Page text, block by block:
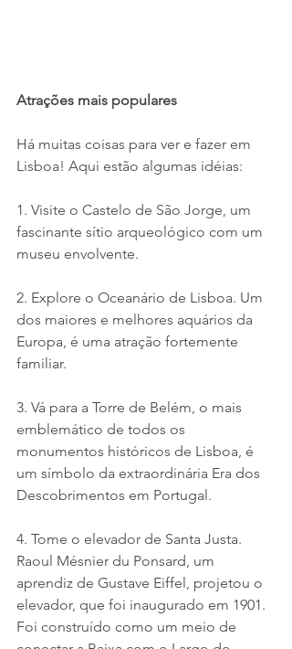
Atrações mais populares
Há muitas coisas para ver e fazer em
Lisboa! Aqui estão algumas idéias:
1. Visite o Castelo de São Jorge, um
fascinante sítio arqueológico com um
museu envolvente.
2. Explore o Oceanário de Lisboa. Um
dos maiores e melhores aquários da
Europa, é uma atração fortemente
familiar.
3. Vá para a Torre de Belém, o mais
emblemático de todos os
monumentos históricos de Lisboa, é
um símbolo da extraordinária Era dos
Descobrimentos em Portugal.
4. Tome o elevador de Santa Justa.
Raoul Mésnier du Ponsard, um
aprendiz de Gustave Eiffel, projetou o
elevador, que foi inaugurado em 1901.
Foi construído como um meio de